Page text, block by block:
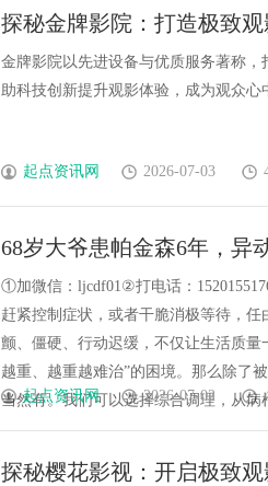
探秘金牌影院：打造极致
金牌影院以先进设备与优质服务著称
助科技创新提升观影体验，成为观众心
起点资讯网 2026-07-03
68岁大爷患帕金森6年，异
脉”，让他重新自己吃饭走
①加微信：ljcdf01②打电话：
赶紧控制症状，或者干脆消极等待，
颤、僵硬、行动迟缓，不仅让生活质
越重、越重越难治”的困境。那么除了
当然有。我们可以选择综合调理，从病
起点资讯网 2026-07-02
探秘樱花影视：开启极致